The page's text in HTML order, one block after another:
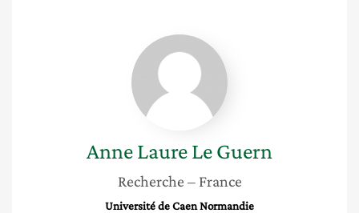
Anne
Laure
Guern
Anne LaureLe Guern
Recherche – France
Université de Caen Normandie